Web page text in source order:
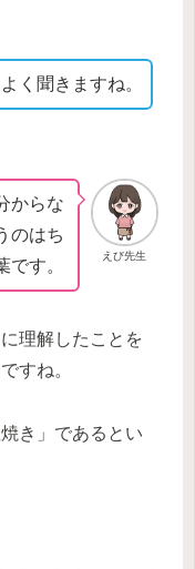
く聞きますね。
えび先生
からな
のはち
です。
理解したことを
すね。
き」であるとい